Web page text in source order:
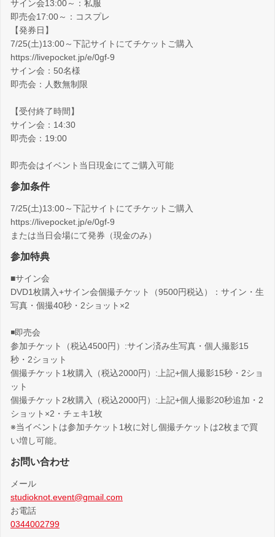
サイン会13:00～：私服
即売会17:00～：コスプレ
【発券日】
7/25(土)13:00～下記サイトにてチケットご購入
https://livepocket.jp/e/0gf-9
サイン会：50名様
即売会：人数無制限
【受付終了時間】
サイン会：14:30
即売会：19:00
即売会はイベント当日現金にてご購入可能
参加条件
7/25(土)13:00～下記サイトにてチケットご購入
https://livepocket.jp/e/0gf-9
または当日会場にて発券（現金のみ）
参加特典
■サイン会
DVD1枚購入+サイン会個撮チケット（9500円税込）：サイン・生
写真・個撮40秒・2ショット×2
◾️即売会
参加チケット（税込4500円）:サイン済み生写真・個人撮影15
秒・2ショット
個撮チケット1枚購入（税込2000円）:上記+個人撮影15秒・2ショ
ット
個撮チケット2枚購入（税込2000円）:上記+個人撮影20秒追加・2
ショット×2・チェキ1枚
※当イベントは参加チケット1枚に対し個撮チケットは2枚まで買
い増し可能。
お問い合わせ
メール
studioknot.event@gmail.com
お電話
0344002799